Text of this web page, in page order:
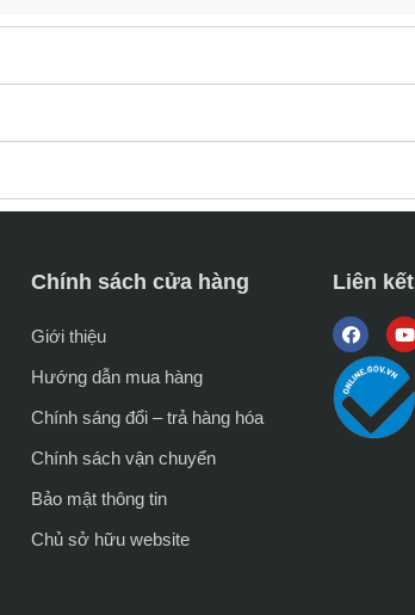
Chính sách cửa hàng
Giới thiệu
Hướng dẫn mua hàng
Chính sáng đổi – trả hàng hóa
Chính sách vận chuyển
Bảo mật thông tin
Chủ sở hữu website
Liên kết